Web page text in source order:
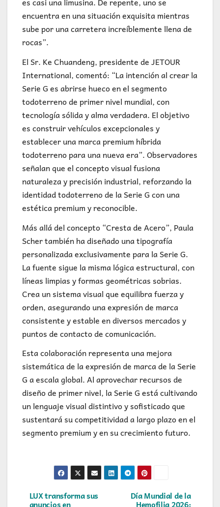
encuentra en una situación exquisita mientras
sube por una carretera increíblemente llena de
rocas”.
El Sr. Ke Chuandeng, presidente de JETOUR
International, comentó: “La intención al crear la
Serie G es abrirse hueco en el segmento
todoterreno de primer nivel mundial, con
tecnología sólida y alma verdadera. El objetivo
es construir vehículos excepcionales y
establecer una marca premium híbrida
todoterreno para una nueva era”. Observadores
señalan que el concepto visual fusiona
naturaleza y precisión industrial, reforzando la
identidad todoterreno de la Serie G con una
estética premium y reconocible.
Más allá del concepto “Cresta de Acero”, Paula
Scher también ha diseñado una tipografía
personalizada exclusivamente para la Serie G.
La fuente sigue la misma lógica estructural, con
líneas limpias y formas geométricas sobrias.
Crea un sistema visual que equilibra fuerza y
orden, asegurando una expresión de marca
consistente y estable en diversos mercados y
puntos de contacto de comunicación.
Esta colaboración representa una mejora
sistemática de la expresión de marca de la Serie
G a escala global. Al aprovechar recursos de
diseño de primer nivel, la Serie G está cultivando
un lenguaje visual distintivo y sofisticado que
sustentará su competitividad a largo plazo en el
segmento premium y en su crecimiento futuro.
Navegación Día Mundial de la
Hemofilia 2026:
LUX transforma sus
anuncios en